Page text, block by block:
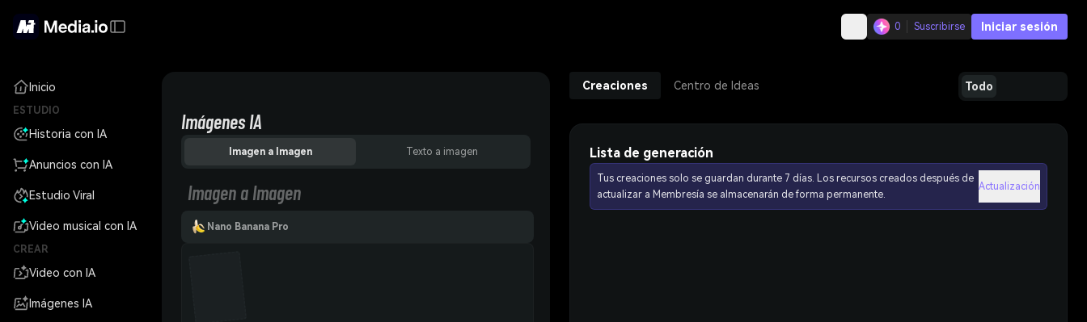
0 Suscribirse Iniciar sesión
Inicio
ESTUDIO
Historia con IA
Anuncios con IA
Estudio Viral
Video musical con IA
CREAR
Video con IA
Imágenes IA
Imágenes IA
Imagen a Imagen Texto a imagen
Imagen a Imagen
Nano Banana Pro
Creaciones Centro de Ideas Todo
Lista de generación
Tus creaciones solo se guardan durante 7 días. Los recursos creados después de
actualizar a Membresía se almacenarán de forma permanente.
Actualización